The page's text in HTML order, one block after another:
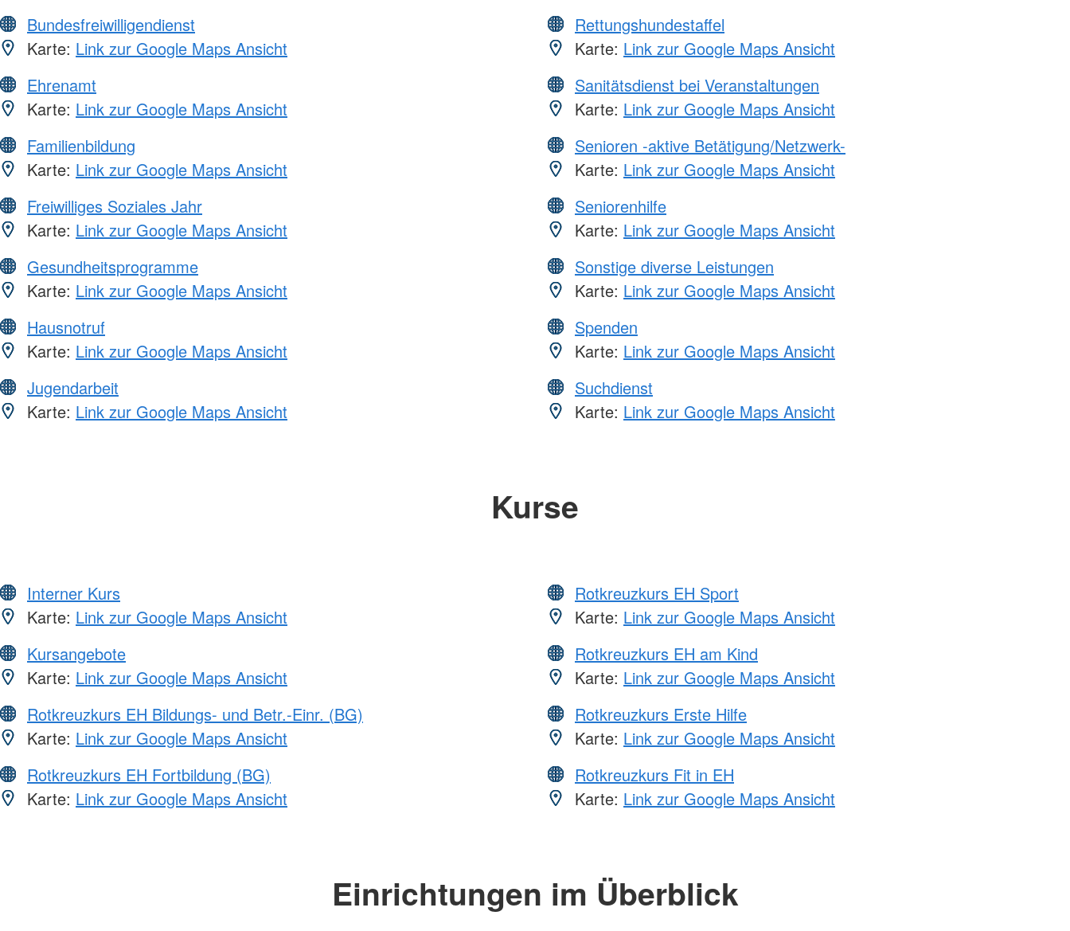
Bundesfreiwilligendienst
Karte: Link zur Google Maps Ansicht
Ehrenamt
Karte: Link zur Google Maps Ansicht
Familienbildung
Karte: Link zur Google Maps Ansicht
Freiwilliges Soziales Jahr
Karte: Link zur Google Maps Ansicht
Gesundheitsprogramme
Karte: Link zur Google Maps Ansicht
Hausnotruf
Karte: Link zur Google Maps Ansicht
Jugendarbeit
Karte: Link zur Google Maps Ansicht
Rettungshundestaffel
Karte: Link zur Google Maps Ansicht
Sanitätsdienst bei Veranstaltungen
Karte: Link zur Google Maps Ansicht
Senioren -aktive Betätigung/Netzwerk-
Karte: Link zur Google Maps Ansicht
Seniorenhilfe
Karte: Link zur Google Maps Ansicht
Sonstige diverse Leistungen
Karte: Link zur Google Maps Ansicht
Spenden
Karte: Link zur Google Maps Ansicht
Suchdienst
Karte: Link zur Google Maps Ansicht
Kurse
Interner Kurs
Karte: Link zur Google Maps Ansicht
Kursangebote
Karte: Link zur Google Maps Ansicht
Rotkreuzkurs EH Bildungs- und Betr.-Einr. (BG)
Karte: Link zur Google Maps Ansicht
Rotkreuzkurs EH Fortbildung (BG)
Karte: Link zur Google Maps Ansicht
Rotkreuzkurs EH Sport
Karte: Link zur Google Maps Ansicht
Rotkreuzkurs EH am Kind
Karte: Link zur Google Maps Ansicht
Rotkreuzkurs Erste Hilfe
Karte: Link zur Google Maps Ansicht
Rotkreuzkurs Fit in EH
Karte: Link zur Google Maps Ansicht
Einrichtungen im Überblick